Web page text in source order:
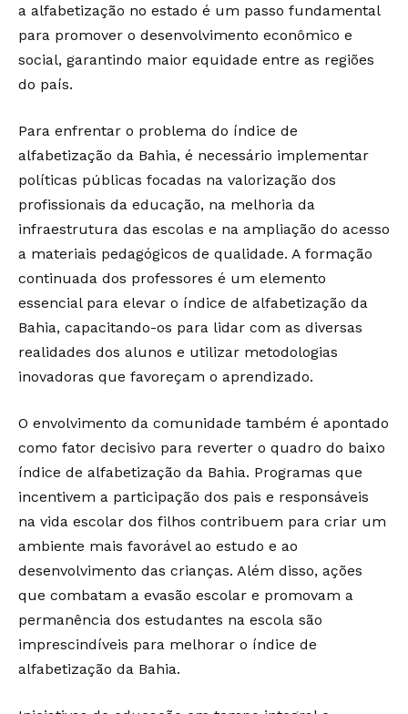
a alfabetização no estado é um passo fundamental
para promover o desenvolvimento econômico e
social, garantindo maior equidade entre as regiões
do país.
Para enfrentar o problema do índice de
alfabetização da Bahia, é necessário implementar
políticas públicas focadas na valorização dos
profissionais da educação, na melhoria da
infraestrutura das escolas e na ampliação do acesso
a materiais pedagógicos de qualidade. A formação
continuada dos professores é um elemento
essencial para elevar o índice de alfabetização da
Bahia, capacitando-os para lidar com as diversas
realidades dos alunos e utilizar metodologias
inovadoras que favoreçam o aprendizado.
O envolvimento da comunidade também é apontado
como fator decisivo para reverter o quadro do baixo
índice de alfabetização da Bahia. Programas que
incentivem a participação dos pais e responsáveis
na vida escolar dos filhos contribuem para criar um
ambiente mais favorável ao estudo e ao
desenvolvimento das crianças. Além disso, ações
que combatam a evasão escolar e promovam a
permanência dos estudantes na escola são
imprescindíveis para melhorar o índice de
alfabetização da Bahia.